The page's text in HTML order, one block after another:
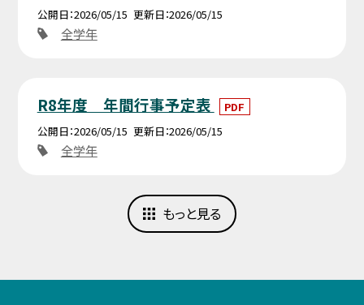
公開日 2026/05/15 更新日 2026/05/15
全学年
R8年度 年間行事予定表
PDF
公開日 2026/05/15 更新日 2026/05/15
全学年
もっと見る